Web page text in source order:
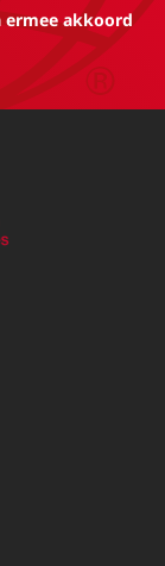
ermee akkoord